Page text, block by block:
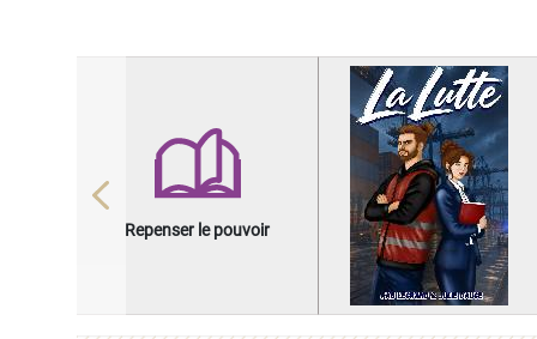
Repenser le pouvoir
Previous